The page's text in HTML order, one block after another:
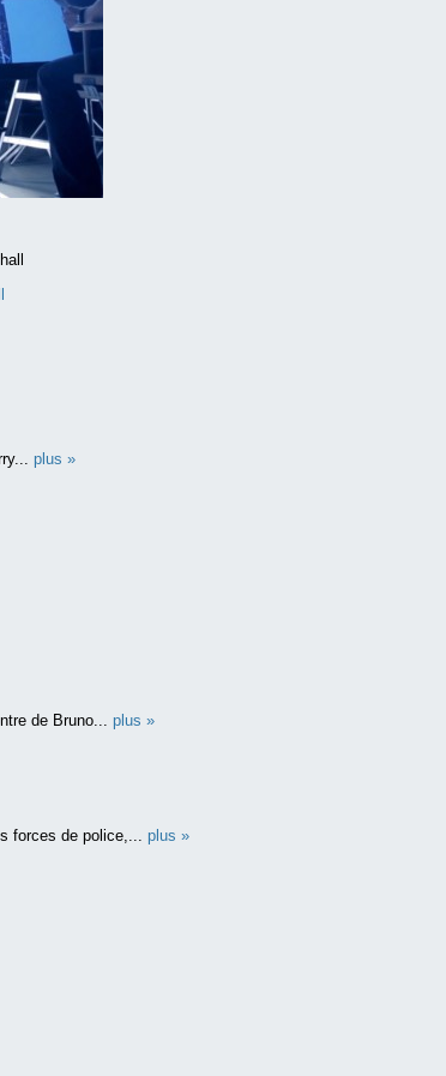
plus »
de Bruno... plus »
forces de police,... plus »